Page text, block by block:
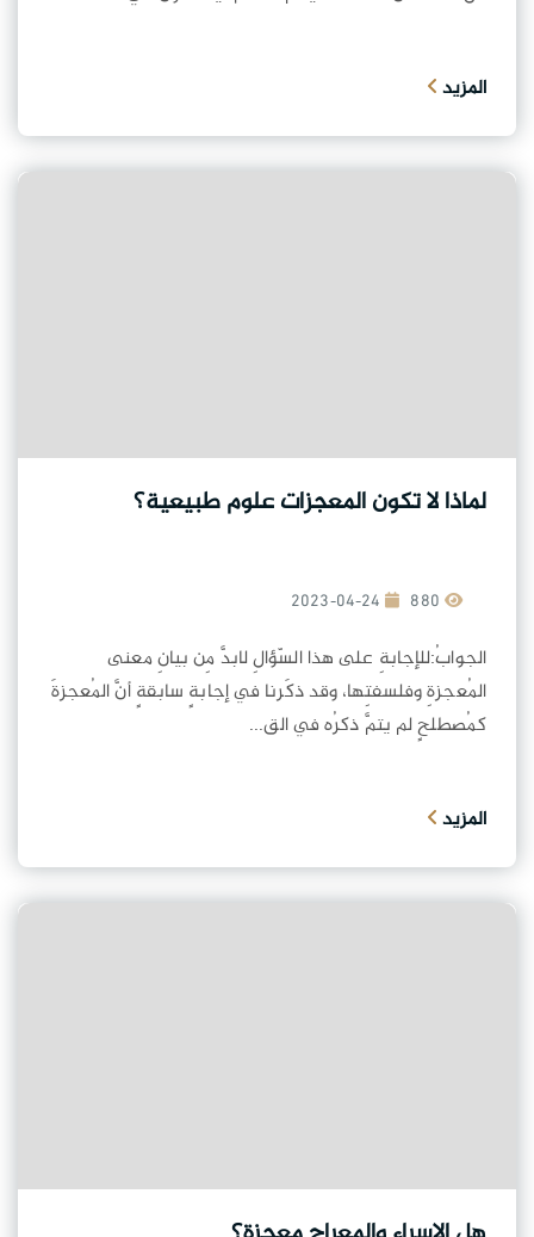
المزيد
لماذا لا تكون المعجزات علوم طبيعية؟
2023-04-24
الجوابُ:للإجابةِ على هذا السّؤالِ لابدَّ مِن بيانِ معنى
المُعجزةِ وفلسفتِها، وقد ذكَرنا في إجابةٍ سابقةٍ أنَّ المُعجزةَ
كمُصطلحٍ لم يتمَّ ذكرُه في الق...
المزيد